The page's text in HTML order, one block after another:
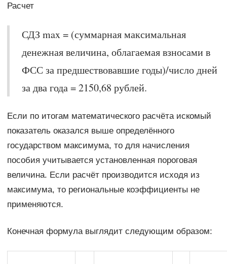
Расчет
СДЗ max = (суммарная максимальная
денежная величина, облагаемая взносами в
ФСС за предшествовавшие годы)/число дней
за два года = 2150,68 рублей.
Если по итогам математического расчёта искомый
показатель оказался выше определённого
государством максимума, то для начисления
пособия учитывается установленная пороговая
величина. Если расчёт производится исходя из
максимума, то региональные коэффициенты не
применяются.
Конечная формула выглядит следующим образом: